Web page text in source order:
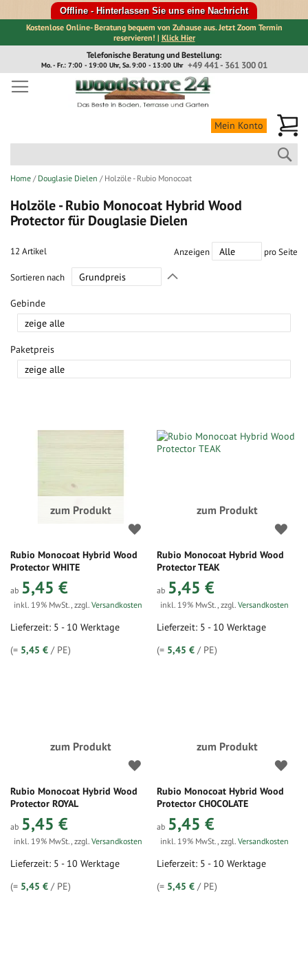
Offline - Hinterlassen Sie uns eine Nachricht
Kostenlose Online- Beratung bequem von Zuhause aus. Jetzt Zoom Termin
reservieren! | Klick Hier
Inhalt
Telefonische Beratung und Bestellung:
+49 441 - 361 300 01
Mo. - Fr.: 7:00 - 19:00 Uhr, Sa. 9:00 - 13:00 Uhr
Mein Konto
Home Douglasie Dielen Holzöle - Rubio Monocoat
Holzöle - Rubio Monocoat Hybrid Wood
Protector für Douglasie Dielen
12 Artikel Anzeigen pro Seite
Sortieren nach
festlegen
Gebinde
Paketpreis
zum Produkt
Rubio Monocoat Hybrid Wood
Protector WHITE
ab 5,45 €
inkl. 19% MwSt., zzgl. Versandkosten
Lieferzeit: 5 - 10 Werktage
(= 5,45 € / PE)
zum Produkt
Rubio Monocoat Hybrid Wood
Protector TEAK
ab 5,45 €
inkl. 19% MwSt.,zzgl.Versandkosten
Lieferzeit: 5 - 10 Werktage
(= 5,45 € / PE)
zum Produkt
Rubio Monocoat Hybrid Wood
Protector ROYAL
ab 5,45 €
inkl. 19% MwSt., zzgl. Versandkosten
Lieferzeit: 5 - 10 Werktage
(= 5,45 € / PE)
zum Produkt
Rubio Monocoat Hybrid Wood
Protector CHOCOLATE
ab 5,45 €
inkl. 19% MwSt.,zzgl.Versandkosten
Lieferzeit: 5 - 10 Werktage
(= 5,45 € / PE)